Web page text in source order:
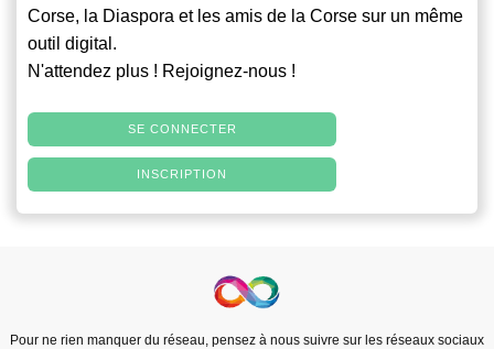
Corse, la Diaspora et les amis de la Corse sur un même
outil digital.
N'attendez plus ! Rejoignez-nous !
SE CONNECTER
INSCRIPTION
Pour ne rien manquer du réseau, pensez à nous suivre sur les réseaux sociaux